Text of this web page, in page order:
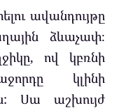
ավանդույթը
ձևաչափ։
ով կբռնի
կլինի
Սա աշխույժ